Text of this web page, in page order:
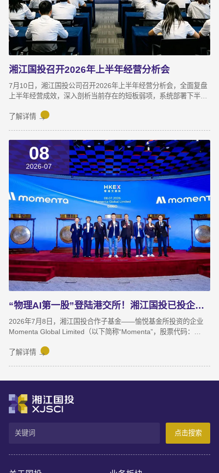
湘江国投召开2026年上半年经营分析会
7月10日，湘江国投公司召开2026年上半年经营分析会，全面复盘
上半年经营成效，深入剖析当前存在的短板弱项，系统部署下半年
年。湘江集团党委副书记宋邦到会指导，湘江国投公司董事长龚国
了上半年业务拓展、指标完成及重点专项推进情况。领导班子成员
结合分管领域，交流工作思路与落实举措，进一步统一思想、凝聚
共识，为下半年协同作战夯实基础。龚国旺在总结讲话中指出，上
半年公司经营效益稳中有升，实现营收6358万元，同比增长
27.6%；利润总额达1.26亿元，同比增长82.8%。股权投资标的持
续向好，金融资产浮盈实现可持续增长，投资主业对公司整体盈利
能力的支撑作用进一步增强。基金业务进退有序，投退良性循环格
局初步形成；直投项目储备与落地扎实推进，资本招商取得实质进
展；湘江基金小镇二期克服连续雨季施工困难，顺利完成竣工验
收；数据运营、商业保理转型取得阶段性突破，科技成果转化服务
与大学生创新创业支持工作也正加速铺开，为后续增长注入新活
力。
了解详情
08
2026-07
“物理AI第一股”登陆港交所！湘江国投已投企业Momenta成功上市
2026年7月8日，湘江国投合作子基金——愉悦基金所投资的企业
Momenta Global Limited（以下简称“Momenta”，股票代码：
第一股”。Momenta本次上市募集资金将主要用于物理AI核心技术
驾驶与人工智能企业，核心团队源自微软亚洲研究院、商汤科技等
AI机构。公司率先提出并量产首发R7世界模型，让AI从“识别像素”
进阶为“理解物理规律、推演真实世界演变”，支撑乘用车高阶智
驾、Robotaxi、无人物流等全场景落地。截至上市前夕，搭载
Momenta智驾系统的量产车辆规模已突破100万台，成功交付超
100款量产车型，与全球前十车企中九家建立合作。据灼识咨询数
据，2025年3月至2026年2月，Momenta在中国第三方城市NOA解
决方案市场销量市占率达65%，位居独立供应商，确立了其物理AI
了解详情
点击搜索